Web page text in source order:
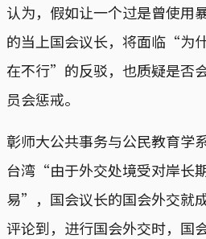
认为，假如让一个过是曾使用
的当上国会议长，将面临“为
在不行”的反驳，也质疑是否
员会惩戒。
彰师大公共事务与公民教育学
台湾“由于外交处境受对岸长
易”，国会议长的国会外交就
评论到，进行国会外交时，国